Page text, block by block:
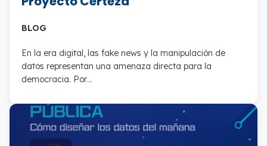
BLOG
En la era digital, las fake news y la manipulación de
datos representan una amenaza directa para la
democracia. Por…